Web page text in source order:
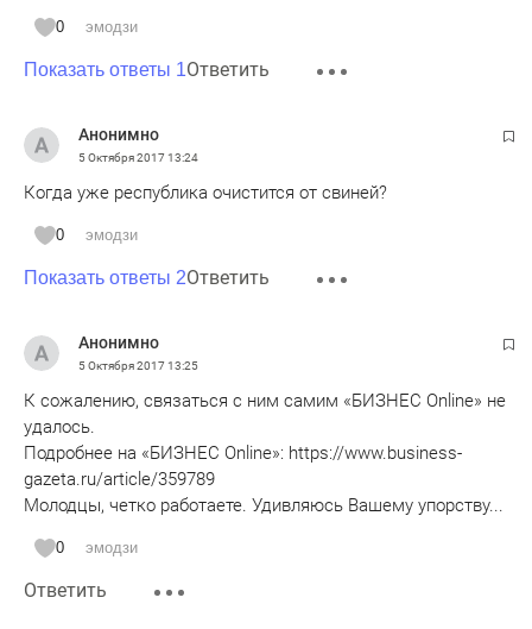
0 эмодзи
Показать ответы 1Ответить
Анонимно
5 Октября 201713:24
Когда уже республика очистится от свиней?
0 эмодзи
Показать ответы 2Ответить
Анонимно
5 Октября 201713:25
К сожалению, связаться с ним самим «БИЗНЕС Online» не
удалось.
Подробнее на «БИЗНЕС Online»: https://www.business-
gazeta.ru/article/359789
Молодцы, четко работаете. Удивляюсь Вашему упорству...
0 эмодзи
Ответить